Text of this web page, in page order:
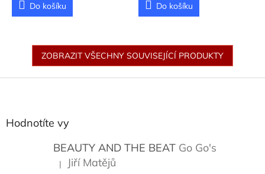
Do košíku Do košíku
ZOBRAZIT VŠECHNY SOUVISEJÍCÍ PRODUKTY
Hodnotíte vy
BEAUTY AND THE BEAT Go Go's
Hodnocení produktu je 5 z 5 hvězdiček.
| Jiří Matějů